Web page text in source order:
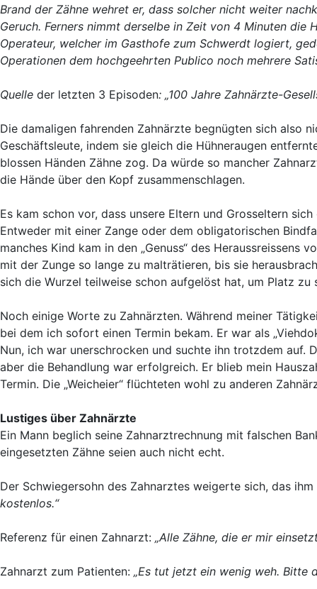
Brand der Zähne wehret er, dass solcher nicht weiter
Geruch. Ferners nimmt derselbe in Zeit von 4 Minuten die
Operateur, welcher im Gasthofe zum Schwerdt logiert,
Operationen dem hochgeehrten Publico noch mehrere
Quelle der letzten 3 Episoden: „100 Jahre Zahnärzte-
Die damaligen fahrenden Zahnärzte begnügten sich also
Geschäftsleute, indem sie gleich die Hühneraugen
blossen Händen Zähne zog. Da würde so mancher
die Hände über den Kopf zusammenschlagen.
Es kam schon vor, dass unsere Eltern und Grosseltern
Entweder mit einer Zange oder dem obligatorischen
manches Kind kam in den „Genuss“ des Heraussreissens
mit der Zunge so lange zu malträtieren, bis sie
sich die Wurzel teilweise schon aufgelöst hat, um Platz zu
Noch einige Worte zu Zahnärzten. Während meiner
bei dem ich sofort einen Termin bekam. Er war als
Nun, ich war unerschrocken und suchte ihn trotzdem auf.
aber die Behandlung war erfolgreich. Er blieb mein
Termin. Die „Weicheier“ flüchteten wohl zu anderen
Lustiges über Zahnärzte
Ein Mann beglich seine Zahnarztrechnung mit falschen
eingesetzten Zähne seien auch nicht echt.
Der Schwiegersohn des Zahnarztes weigerte sich, das
kostenlos.“
Referenz für einen Zahnarzt: „Alle Zähne, die er mir
Zahnarzt zum Patienten: „Es tut jetzt ein wenig weh. Bitte